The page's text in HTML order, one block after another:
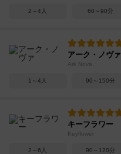
2～4人 60～90分
アーク・ノヴァ
Ark Nova
1～4人 90～150分
キーフラワー
Keyflower
2～6人 90～120分